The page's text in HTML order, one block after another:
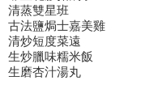
清蒸雙星班
古法鹽焗士嘉美雞
清炒短度菜遠
生炒臘味糯米飯
生磨杏汁湯丸